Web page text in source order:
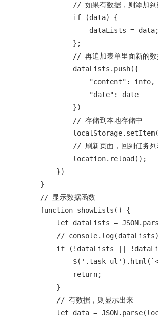
// 如果有数据，则添加到数组
if (data) {
dataLists = data;
};
// 再追加表单里面新的数
dataLists.push({
"content": info,
"date": date
})
// 存储到本地存储中
// 刷新页面，回到任务列
location.reload();
})
}
// 显示数据函数
function showLists() {
let dataLists =
//
if (!dataLists ||
$('.task-ul').html(`<li><p
return;
}
// 有数据，则显示出来
let data =